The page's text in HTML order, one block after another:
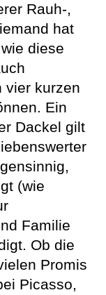
Rauh-,
hat
diese
vier kurzen
Ein
Dackel gilt
(wie
Familie
Ob die
Promis
Picasso,